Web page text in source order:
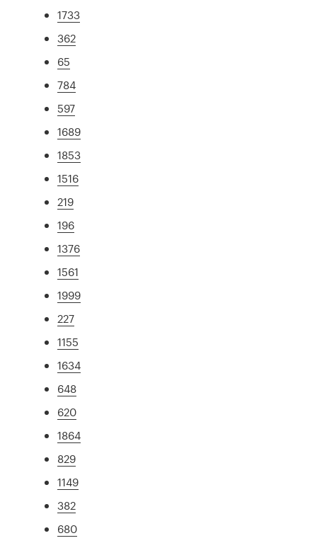
1733
362
65
784
597
1689
1853
1516
219
196
1376
1561
1999
227
1155
1634
648
620
1864
829
1149
382
680